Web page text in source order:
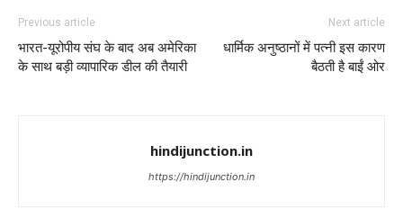
Previous article
भारत-यूरोपीय संघ के बाद अब अमेरिका
के साथ बड़ी व्यापारिक डील की तैयारी
Next article
धार्मिक अनुष्ठानों में पत्नी इस कारण
बैठती है बाईं ओर
hindijunction.in
https://hindijunction.in